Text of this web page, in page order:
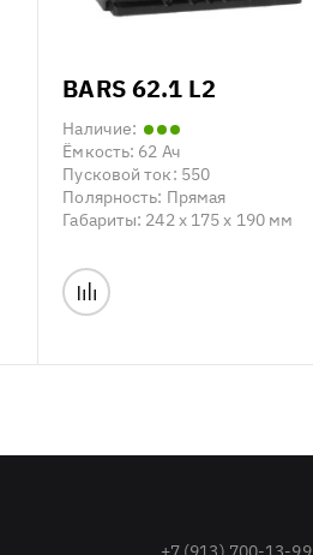
BARS 62.1 L2
Наличие:
Ёмкость: 62 Ач
Пусковой ток: 550
Полярность: Прямая
Габариты: 242 x 175 x 190 мм